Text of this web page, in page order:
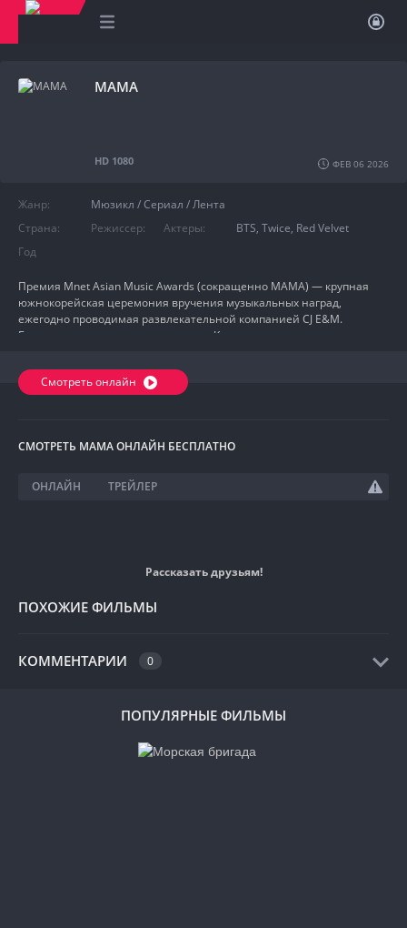
HD 1080 ФЕВ 06 2026
MAMA
Жанр: Мюзикл /Сериал /Лента
Страна:
Режиссер: Актеры: BTS, Twice, Red Velvet
Год
Премия Mnet Asian Music Awards (сокращенно MAMA) — крупная
южнокорейская церемония вручения музыкальных наград,
ежегодно проводимая развлекательной компанией CJ E&M.
Большинство призов присуждается K-pop исполнителям, хотя
Церемония награждения впервые состоялась в Сеуле в 1999 году и
транслировалась на канале Mnet. С 2010 по 2017 год MAMA
Смотреть онлайн
СМОТРЕТЬ MAMA ОНЛАЙН БЕСПЛАТНО
ОНЛАЙН ТРЕЙЛЕР
Рассказать друзьям!
ПОХОЖИЕ ФИЛЬМЫ
КОММЕНТАРИИ 0
ПОПУЛЯРНЫЕ ФИЛЬМЫ